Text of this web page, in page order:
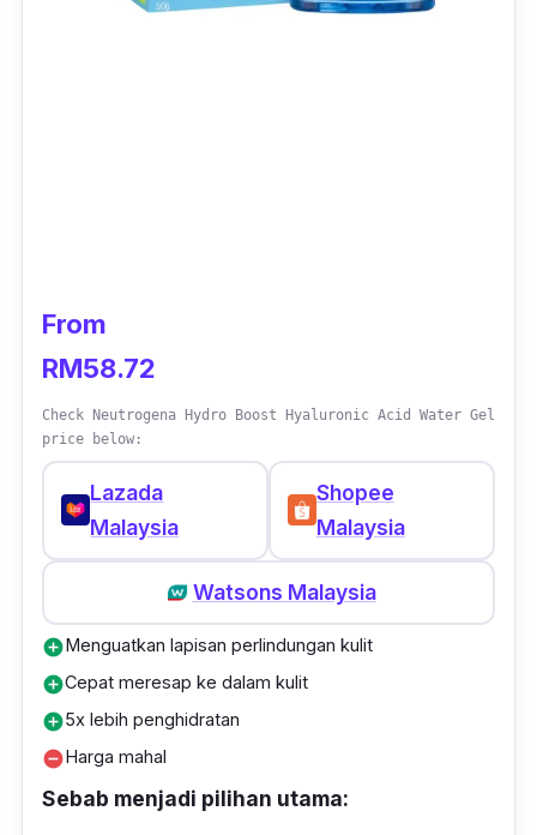
From
RM58.72
Check Neutrogena Hydro Boost Hyaluronic Acid Water Gel
price below:
Lazada
Malaysia
Shopee
Malaysia
Watsons Malaysia
add_circleMenguatkan lapisan perlindungan kulit
add_circleCepat meresap ke dalam kulit
add_circle5x lebih penghidratan
remove_circleHarga mahal
Sebab menjadi pilihan utama: